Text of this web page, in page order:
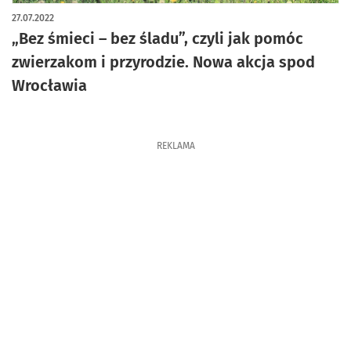
„Bez śmieci – bez śladu”, czyli jak pomóc
zwierzakom i przyrodzie. Nowa akcja spod
Wrocławia
27.07.2022
artykuł z galerią zdjęć
REKLAMA